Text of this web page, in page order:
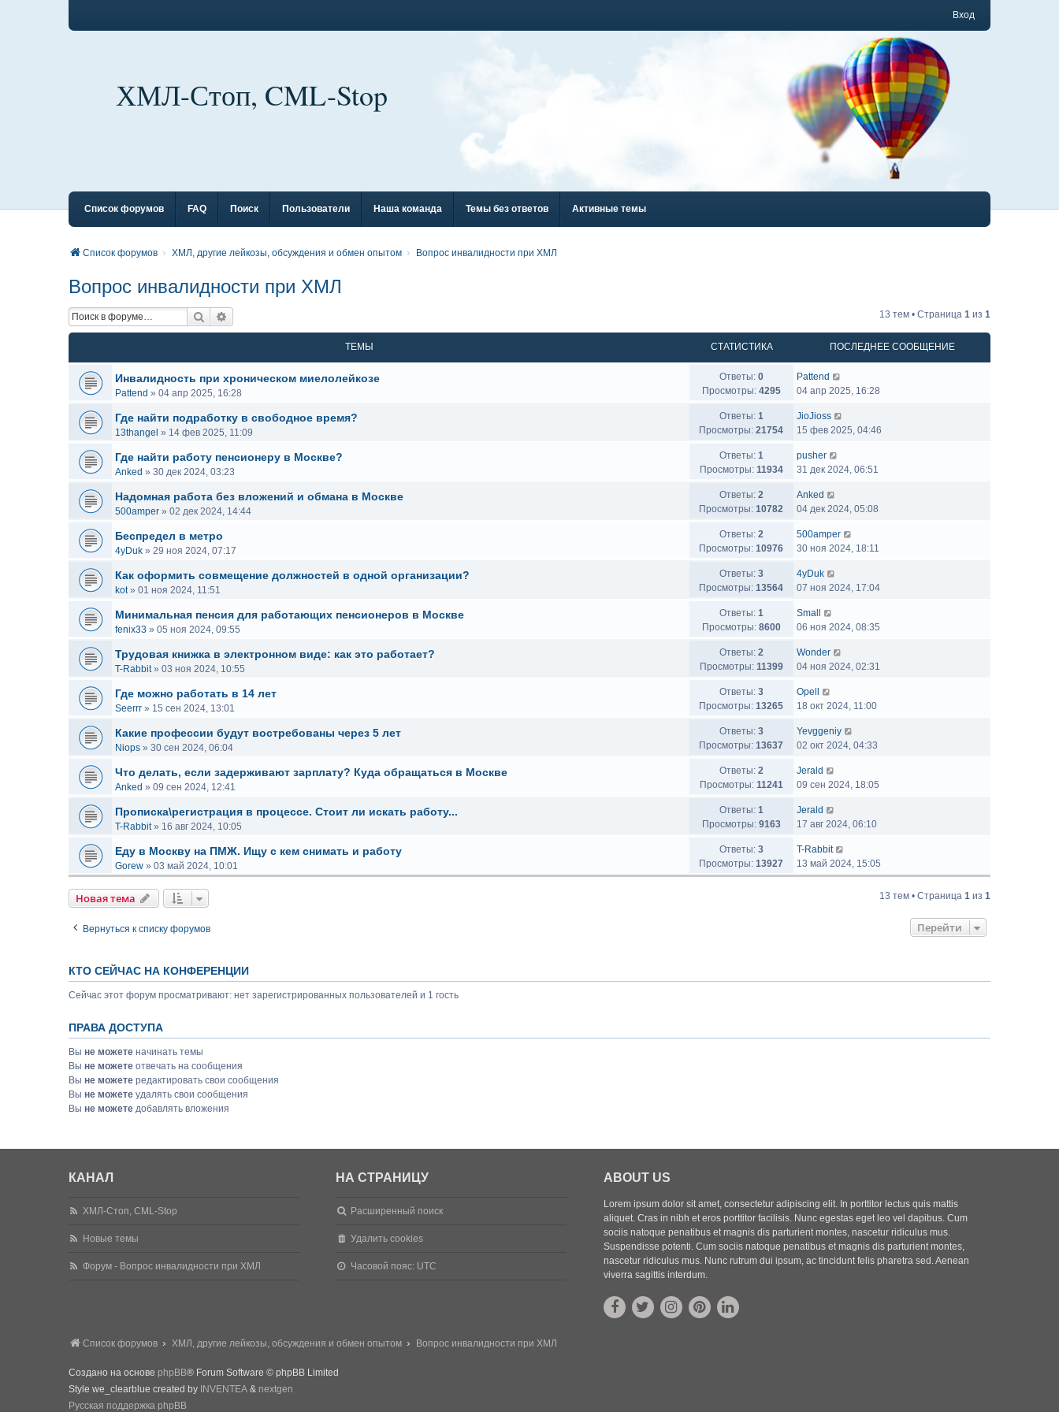
Вход
ХМЛ-Стоп, CML-Stop
Список форумов FAQ Поиск Пользователи Наша команда Темы без ответов Активные темы
Список форумов ХМЛ, другие лейкозы, обсуждения и обмен опытом Вопрос инвалидности при ХМЛ
Вопрос инвалидности при ХМЛ
Поиск 13 тем • Страница 1 из 1
ТЕМЫ СТАТИСТИКА ПОСЛЕДНЕЕ СООБЩЕНИЕ
Инвалидность при хроническом миелолейкозе
Pattend » 04 апр 2025, 16:28
Ответы: 0
Просмотры: 4295
Pattend
04 апр 2025, 16:28
Где найти подработку в свободное время?
13thangel » 14 фев 2025, 11:09
Ответы: 1
Просмотры: 21754
JioJioss
15 фев 2025, 04:46
Где найти работу пенсионеру в Москве?
Anked » 30 дек 2024, 03:23
Ответы: 1
Просмотры: 11934
pusher
31 дек 2024, 06:51
Надомная работа без вложений и обмана в Москве
500amper » 02 дек 2024, 14:44
Ответы: 2
Просмотры: 10782
Anked
04 дек 2024, 05:08
Беспредел в метро
4yDuk » 29 ноя 2024, 07:17
Ответы: 2
Просмотры: 10976
500amper
30 ноя 2024, 18:11
Как оформить совмещение должностей в одной организации?
kot» 01 ноя 2024, 11:51
Ответы: 3
Просмотры: 13564
4yDuk
07 ноя 2024, 17:04
Минимальная пенсия для работающих пенсионеров в Москве
fenix33 » 05 ноя 2024, 09:55
Ответы: 1
Просмотры: 8600
Small
06 ноя 2024, 08:35
Трудовая книжка в электронном виде: как это работает?
T-Rabbit» 03 ноя 2024, 10:55
Ответы: 2
Просмотры: 11399
Wonder
04 ноя 2024, 02:31
Где можно работать в 14 лет
Seerrr » 15 сен 2024, 13:01
Ответы: 3
Просмотры: 13265
Opell
18 окт 2024, 11:00
Какие профессии будут востребованы через 5 лет
Niops » 30 сен 2024, 06:04
Ответы: 3
Просмотры: 13637
Yevggeniy
02 окт 2024, 04:33
Что делать, если задерживают зарплату? Куда обращаться в Москве
Anked » 09 сен 2024, 12:41
Ответы: 2
Просмотры: 11241
Jerald
09 сен 2024, 18:05
Прописка\регистрация в процессе. Стоит ли искать работу...
T-Rabbit» 16 авг 2024, 10:05
Ответы: 1
Просмотры: 9163
Jerald
17 авг 2024, 06:10
Еду в Москву на ПМЖ. Ищу с кем снимать и работу
Gorew » 03 май 2024, 10:01
Ответы: 3
Просмотры: 13927
T-Rabbit
13 май 2024, 15:05
Новая тема 13 тем • Страница 1 из 1
Вернуться к списку форумов Перейти
КТО СЕЙЧАС НА КОНФЕРЕНЦИИ
Сейчас этот форум просматривают: нет зарегистрированных пользователей и 1 гость
ПРАВА ДОСТУПА
Вы не можете начинать темы
Вы не можете отвечать на сообщения
Вы не можете редактировать свои сообщения
Вы не можете удалять свои сообщения
Вы не можете добавлять вложения
КАНАЛ
ХМЛ-Стоп, CML-Stop
Новые темы
Форум - Вопрос инвалидности при ХМЛ
НА СТРАНИЦУ
Расширенный поиск
Удалить cookies
Часовой пояс: UTC
ABOUT US
Lorem ipsum dolor sit amet, consectetur adipiscing elit. In porttitor lectus quis mattis
aliquet. Cras in nibh et eros porttitor facilisis. Nunc egestas eget leo vel dapibus. Cum
sociis natoque penatibus et magnis dis parturient montes, nascetur ridiculus mus.
Suspendisse potenti. Cum sociis natoque penatibus et magnis dis parturient montes,
nascetur ridiculus mus. Nunc rutrum dui ipsum, ac tincidunt felis pharetra sed. Aenean
viverra sagittis interdum.
Список форумов ХМЛ, другие лейкозы, обсуждения и обмен опытом Вопрос инвалидности при ХМЛ
Создано на основе phpBB® Forum Software © phpBB Limited
Style we_clearblue created by INVENTEA & nextgen
Русская поддержка phpBB